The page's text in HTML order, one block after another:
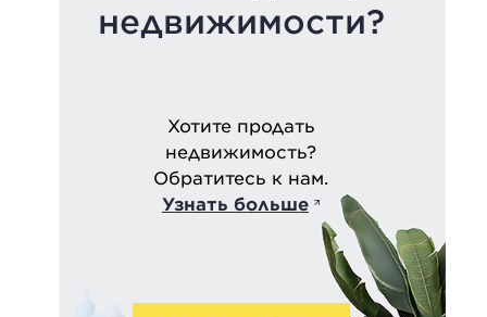
недвижимости?
Хотите продать
недвижимость?
Обратитесь к нам.
Узнать больше